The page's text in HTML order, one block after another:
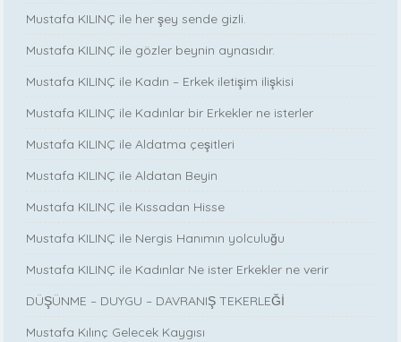
Mustafa KILINÇ ile her şey sende gizli.
Mustafa KILINÇ ile gözler beynin aynasıdır.
Mustafa KILINÇ ile Kadın – Erkek iletişim ilişkisi
Mustafa KILINÇ ile Kadınlar bir Erkekler ne isterler
Mustafa KILINÇ ile Aldatma çeşitleri
Mustafa KILINÇ ile Aldatan Beyin
Mustafa KILINÇ ile Kıssadan Hisse
Mustafa KILINÇ ile Nergis Hanımın yolculuğu
Mustafa KILINÇ ile Kadınlar Ne ister Erkekler ne verir
DÜŞÜNME – DUYGU – DAVRANIŞ TEKERLEĞİ
Mustafa Kılınç Gelecek Kaygısı